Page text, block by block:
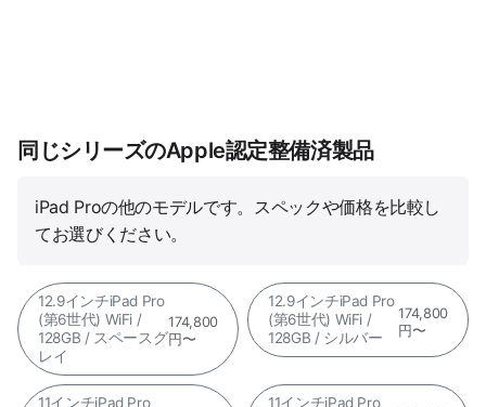
同じシリーズのApple認定整備済製品
iPad Proの他のモデルです。スペックや価格を比較し
てお選びください。
12.9インチiPad Pro
(第6世代) WiFi /
128GB / スペースグ
レイ
174,800
円〜
12.9インチiPad Pro
(第6世代) WiFi /
128GB / シルバー
174,800
円〜
11インチiPad Pro
11インチiPad Pro